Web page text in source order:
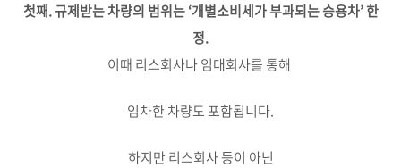
첫째. 규제받는 차량의 범위는 ‘개별소비세가 부과되는 승용차’ 한
정.
이때 리스회사나 임대회사를 통해
임차한 차량도 포함됩니다.
하지만 리스회사 등이 아닌